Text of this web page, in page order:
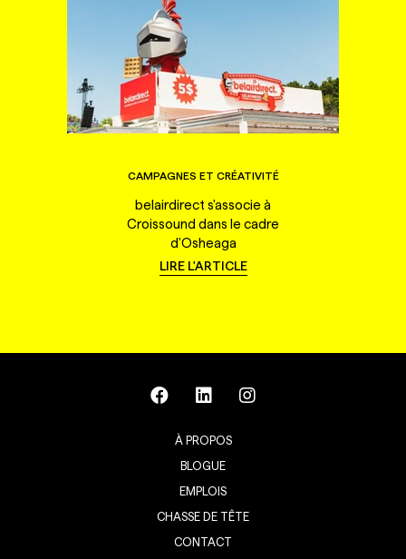
CAMPAGNES ET CRÉATIVITÉ
belairdirect s'associe à
Croissound dans le cadre
d'Osheaga
LIRE L'ARTICLE
À PROPOS
BLOGUE
EMPLOIS
CHASSE DE TÊTE
CONTACT